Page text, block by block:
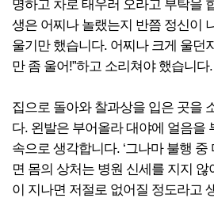
명하고 차로 태우러 오라고 부탁을
생은 어찌나 놀랬는지 반쯤 정신이
울기만 했습니다. 어찌나 크게 울던
만 좀 울어!”하고 소리쳐야 했습니다.
집으로 돌아와 찰과상을 입은 곳을
다. 왼발은 부어올라 대야에 얼음을
속으로 생각합니다. ‘그나마 불행 중
면 몸의 상처는 병원 신세를 지지
이 지나면 저절로 없어질 정도라고